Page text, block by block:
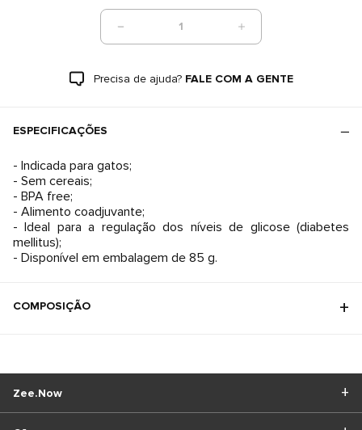
1
Precisa de ajuda? FALE COM A GENTE
ESPECIFICAÇÕES
- Indicada para gatos;
- Sem cereais;
- BPA free;
- Alimento coadjuvante;
- Ideal para a regulação dos níveis de glicose (diabetes
mellitus);
- Disponível em embalagem de 85 g.
COMPOSIÇÃO
Zee.Now